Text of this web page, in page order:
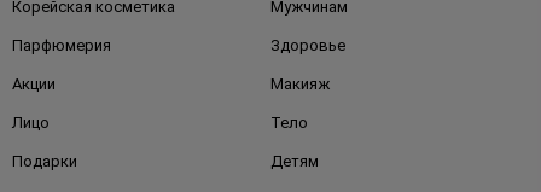
Корейская косметика Мужчинам
Парфюмерия Здоровье
Акции Макияж
Лицо Тело
Подарки Детям